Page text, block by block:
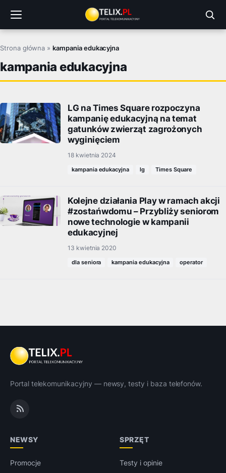
treści
Strona główna »kampania edukacyjna
kampania edukacyjna
LG na Times Square rozpoczyna
kampanię edukacyjną na temat
gatunków zwierząt zagrożonych
wyginięciem
18 kwietnia 2024
kampania edukacyjna lg Times Square
Kolejne działania Play w ramach akcji
#zostańwdomu – Przybliży seniorom
nowe technologie w kampanii
edukacyjnej
13 kwietnia 2020
dla seniora kampania edukacyjna operator
Portal telekomunikacyjny — newsy, testy i baza telefonów.
NEWSY
Promocje
SPRZĘT
Testy i opinie